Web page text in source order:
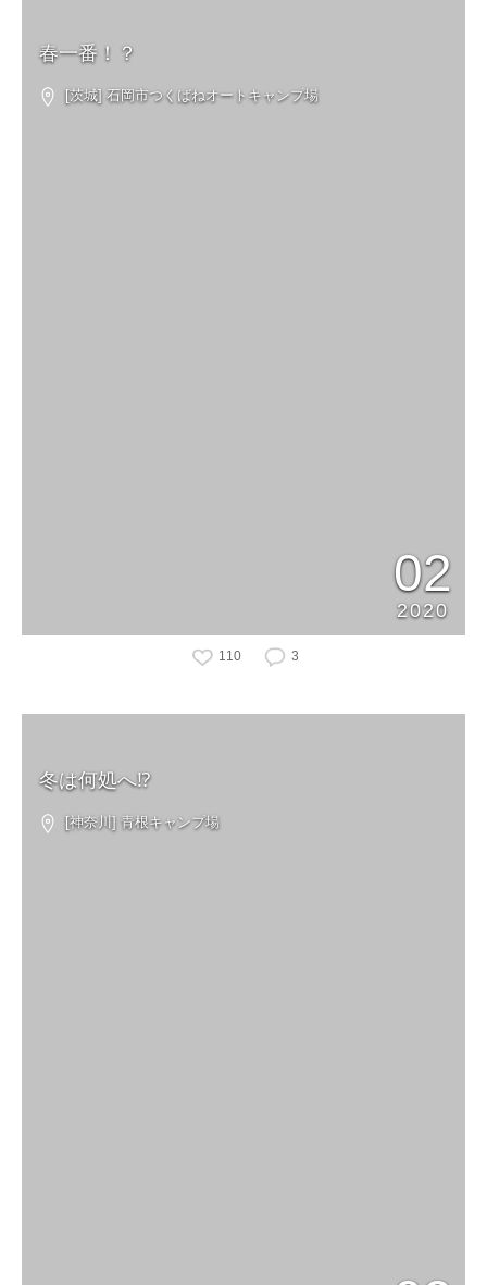
春一番！？
[茨城] 石岡市つくばねオートキャンプ場
02
2020
110 3
冬は何処へ⁉️
[神奈川] 青根キャンプ場